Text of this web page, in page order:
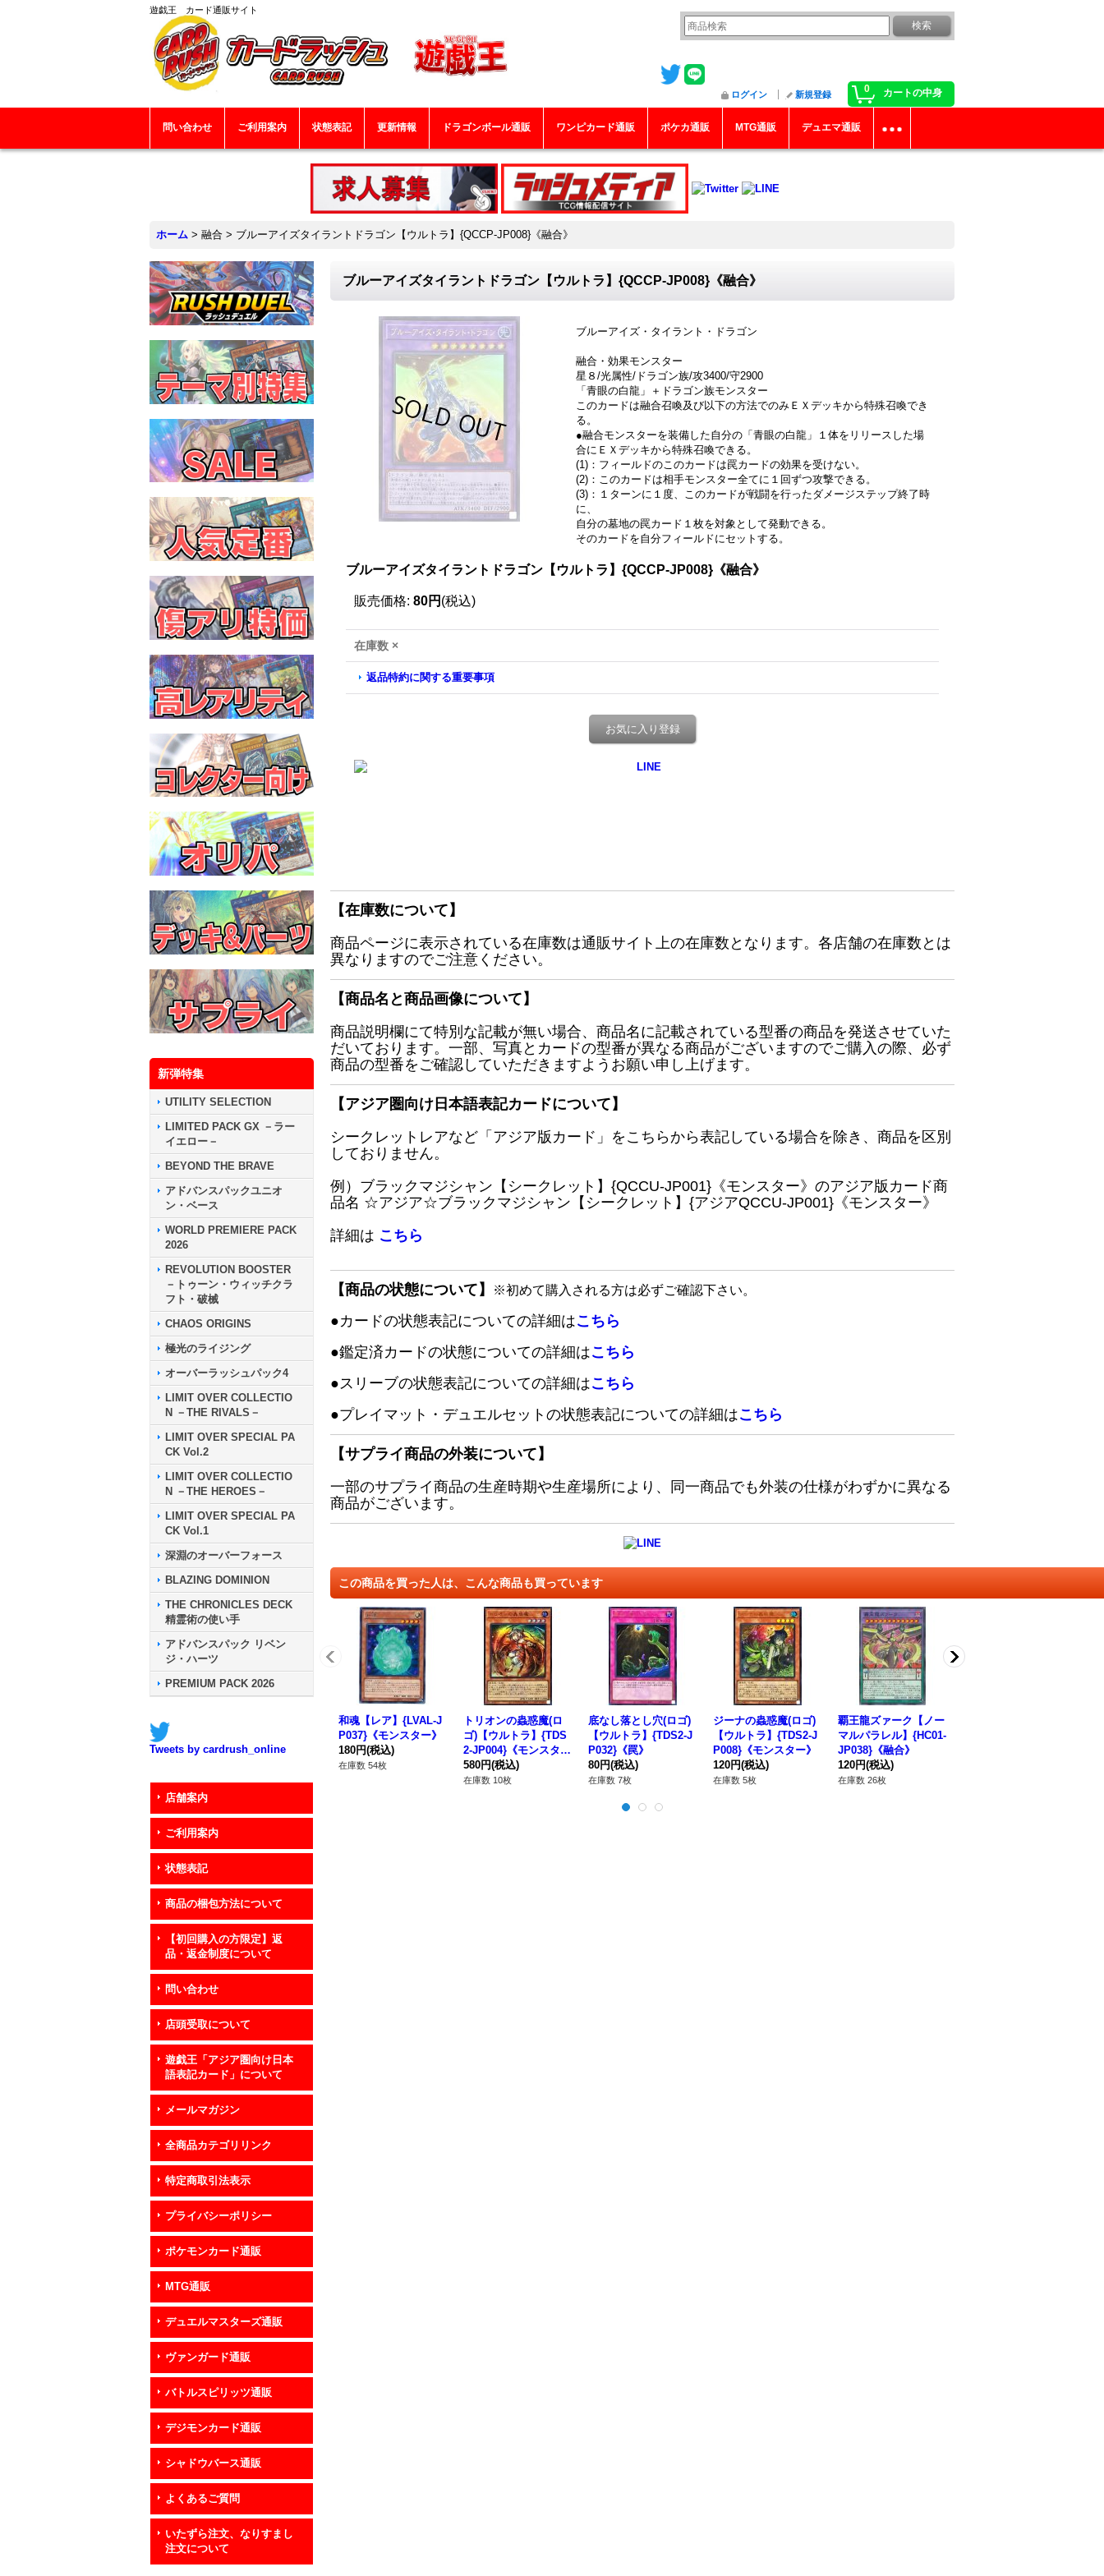
遊戯王 カード通販サイト
0 カートの中身
ログイン 新規登録
問い合わせ ご利用案内 状態表記 更新情報 ドラゴンボール通販 ワンピカード通販 ポケカ通販 MTG通販 デュエマ通販
ホーム > 融合 > ブルーアイズタイラントドラゴン【ウルトラ】{QCCP-JP008}《融合》
新弾特集
UTILITY SELECTION
LIMITED PACK GX －ラー
イエロー－
BEYOND THE BRAVE
アドバンスパックユニオ
ン・ベース
WORLD PREMIERE PACK
2026
REVOLUTION BOOSTER
－トゥーン・ウィッチクラ
フト・破械
CHAOS ORIGINS
極光のライジング
オーバーラッシュパック4
LIMIT OVER COLLECTIO
N －THE RIVALS－
LIMIT OVER SPECIAL PA
CK Vol.2
LIMIT OVER COLLECTIO
N －THE HEROES－
LIMIT OVER SPECIAL PA
CK Vol.1
深淵のオーバーフォース
BLAZING DOMINION
THE CHRONICLES DECK
精霊術の使い手
アドバンスパック リベン
ジ・ハーツ
PREMIUM PACK 2026
Tweets by cardrush_online
店舗案内
ご利用案内
状態表記
商品の梱包方法について
【初回購入の方限定】返
品・返金制度について
問い合わせ
店頭受取について
遊戯王「アジア圏向け日本
語表記カード」について
メールマガジン
全商品カテゴリリンク
特定商取引法表示
プライバシーポリシー
ポケモンカード通販
MTG通販
デュエルマスターズ通販
ヴァンガード通販
バトルスピリッツ通販
デジモンカード通販
シャドウバース通販
よくあるご質問
いたずら注文、なりすまし
注文について
ブルーアイズタイラントドラゴン【ウルトラ】{QCCP-JP008}《融合》
ブルーアイズ・タイラント・ドラゴン
融合・効果モンスター
星８/光属性/ドラゴン族/攻3400/守2900
「青眼の白龍」＋ドラゴン族モンスター
このカードは融合召喚及び以下の方法でのみＥＸデッキから特殊召喚でき
る。
●融合モンスターを装備した自分の「青眼の白龍」１体をリリースした場
合にＥＸデッキから特殊召喚できる。
(1)：フィールドのこのカードは罠カードの効果を受けない。
(2)：このカードは相手モンスター全てに１回ずつ攻撃できる。
(3)：１ターンに１度、このカードが戦闘を行ったダメージステップ終了時
に、
自分の墓地の罠カード１枚を対象として発動できる。
そのカードを自分フィールドにセットする。
ブルーアイズタイラントドラゴン【ウルトラ】{QCCP-JP008}《融合》
販売価格: 80円 (税込)
在庫数 ×
返品特約に関する重要事項
お気に入り登録
【在庫数について】
商品ページに表示されている在庫数は通販サイト上の在庫数となります。各店舗の在庫数とは
異なりますのでご注意ください。
【商品名と商品画像について】
商品説明欄にて特別な記載が無い場合、商品名に記載されている型番の商品を発送させていた
だいております。一部、写真とカードの型番が異なる商品がございますのでご購入の際、必ず
商品の型番をご確認していただきますようお願い申し上げます。
【アジア圏向け日本語表記カードについて】
シークレットレアなど「アジア版カード」をこちらから表記している場合を除き、商品を区別
しておりません。
例）ブラックマジシャン【シークレット】{QCCU-JP001}《モンスター》のアジア版カード商
品名 ☆アジア☆ブラックマジシャン【シークレット】{アジアQCCU-JP001}《モンスター》
詳細は こちら
【商品の状態について】 ※初めて購入される方は必ずご確認下さい。
●カードの状態表記についての詳細はこちら
●鑑定済カードの状態についての詳細はこちら
●スリーブの状態表記についての詳細はこちら
●プレイマット・デュエルセットの状態表記についての詳細はこちら
【サプライ商品の外装について】
一部のサプライ商品の生産時期や生産場所により、同一商品でも外装の仕様がわずかに異なる
商品がございます。
この商品を買った人は、こんな商品も買っています
和魂【レア】{LVAL-J
P037}《モンスター》
180円(税込)
在庫数 54枚
トリオンの蟲惑魔(ロ
ゴ)【ウルトラ】{TDS
2-JP004}《モンスタ
ー》
580円(税込)
在庫数 10枚
底なし落とし穴(ロゴ)
【ウルトラ】{TDS2-J
P032}《罠》
80円(税込)
在庫数 7枚
ジーナの蟲惑魔(ロゴ)
【ウルトラ】{TDS2-J
P008}《モンスター》
120円(税込)
在庫数 5枚
覇王龍ズァーク【ノー
マルパラレル】{HC01-
JP038}《融合》
120円(税込)
在庫数 26枚